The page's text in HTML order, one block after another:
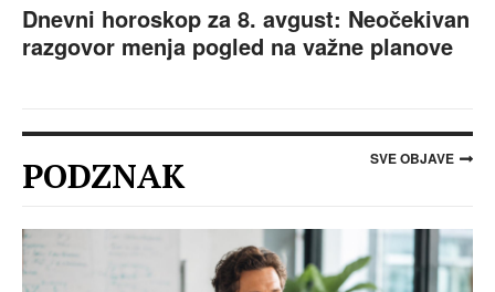
Dnevni horoskop za 8. avgust: Neočekivan
razgovor menja pogled na važne planove
PODZNAK SVE OBJAVE